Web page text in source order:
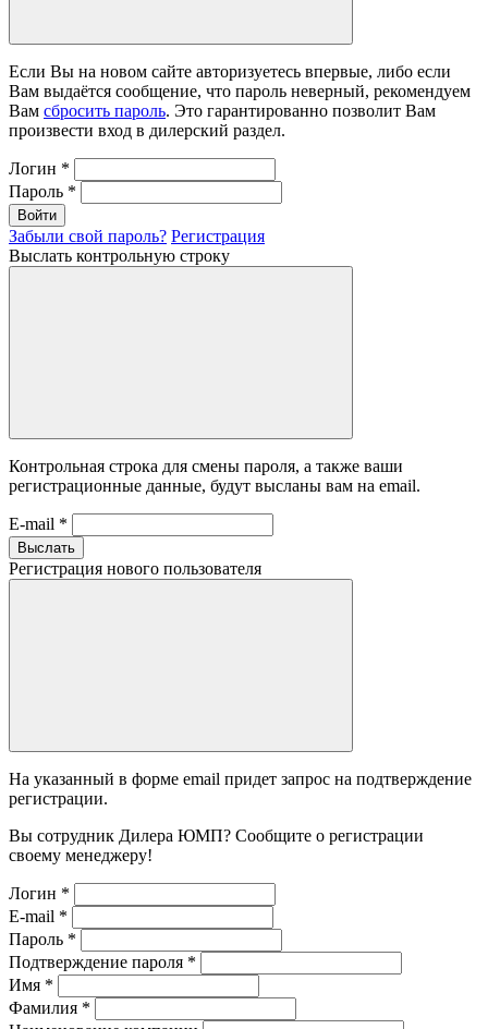
Если Вы на новом сайте авторизуетесь впервые, либо если
Вам выдаётся сообщение, что пароль неверный, рекомендуем
Вам сбросить пароль. Это гарантированно позволит Вам
произвести вход в дилерский раздел.
Логин *
Пароль *
Войти
Забыли свой пароль? Регистрация
Выслать контрольную строку
Контрольная строка для смены пароля, а также ваши
регистрационные данные, будут высланы вам на email.
E-mail *
Выслать
Регистрация нового пользователя
На указанный в форме email придет запрос на подтверждение
регистрации.
Вы сотрудник Дилера ЮМП? Сообщите о регистрации
своему менеджеру!
Логин *
E-mail *
Пароль *
Подтверждение пароля *
Имя *
Фамилия *